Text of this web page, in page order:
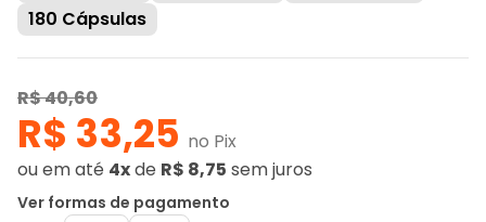
R$ 40,60
R$ 33,25 no Pix
ouem até 4xde R$ 8,75 sem juros
Ver formas de pagamento
180 Cápsulas